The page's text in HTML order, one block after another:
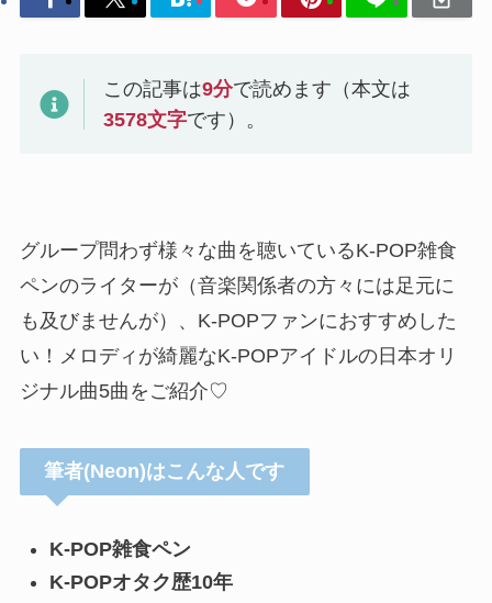
この記事は9分で読めます（本文は
3578文字です）。
グループ問わず様々な曲を聴いているK-POP雑食
ペンのライターが（音楽関係者の方々には足元に
も及びませんが）、K-POPファンにおすすめした
い！メロディが綺麗なK-POPアイドルの日本オリ
ジナル曲5曲をご紹介♡
筆者(Neon)はこんな人です
K-POP雑食ペン
K-POPオタク歴10年